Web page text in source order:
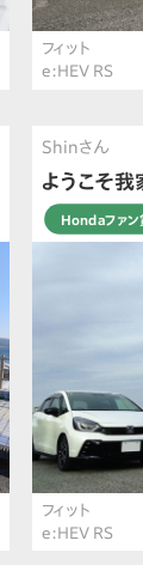
フィット
e:HEV RS
Shinさん
ようこそ
Hondaファン
フィット
e:HEV RS